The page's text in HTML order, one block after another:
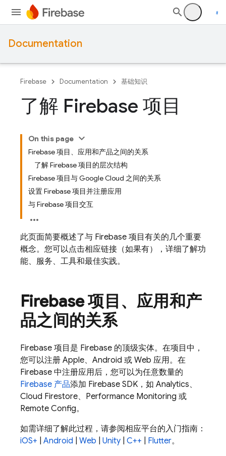
Documentation
Firebase Documentation 基础知识
了解 Firebase 项目
On this page
Firebase 项目、应用和产品之间的关系
了解 Firebase 项目的层次结构
Firebase 项目与 Google Cloud 之间的关系
设置 Firebase 项目并注册应用
与 Firebase 项目交互
此页面简要概述了与 Firebase 项目有关的几个重要
概念。您可以点击相应链接（如果有），详细了解功
能、服务、工具和最佳实践。
Firebase 项目、应用和产
品之间的关系
Firebase 项目是 Firebase 的顶级实体。在项目中，
您可以注册 Apple、Android 或 Web 应用。在
Firebase 中注册应用后，您可以为任意数量的
Firebase 产品添加 Firebase SDK，如 Analytics、
Cloud Firestore、 Performance Monitoring 或
Remote Config。
如需详细了解此过程，请参阅相应平台的入门指南：
iOS+
Android Web Unity C++ Flutter。